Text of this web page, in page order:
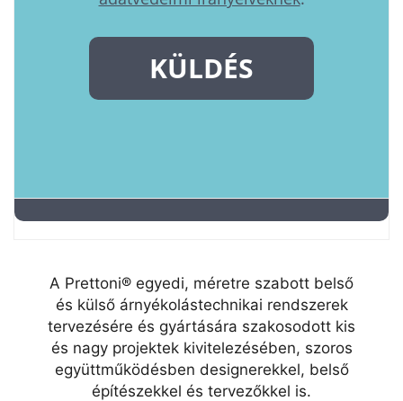
A Prettoni® egyedi, méretre szabott belső
és külső árnyékolástechnikai rendszerek
tervezésére és gyártására szakosodott kis
és nagy projektek kivitelezésében, szoros
együttműködésben designerekkel, belső
építészekkel és tervezőkkel is.